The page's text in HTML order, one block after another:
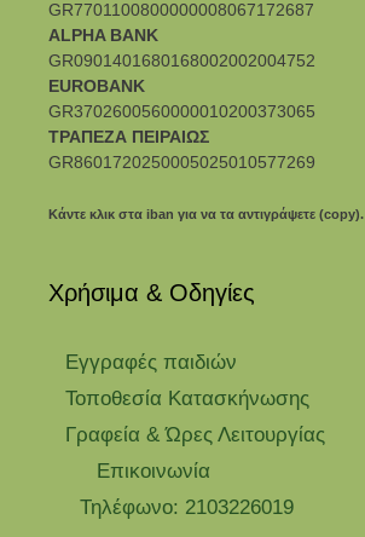
GR7701100800000008067172687
ALPHA BANK
GR0901401680168002002004752
EUROBANK
GR3702600560000010200373065
ΤΡΑΠΕΖΑ ΠΕΙΡΑΙΩΣ
GR8601720250005025010577269
Κάντε κλικ στα iban για να τα αντιγράψετε (copy).
Χρήσιμα & Οδηγίες
Eγγραφές παιδιών
Τοποθεσία Κατασκήνωσης
Γραφεία & Ώρες Λειτουργίας
Επικοινωνία
Τηλέφωνο: 2103226019